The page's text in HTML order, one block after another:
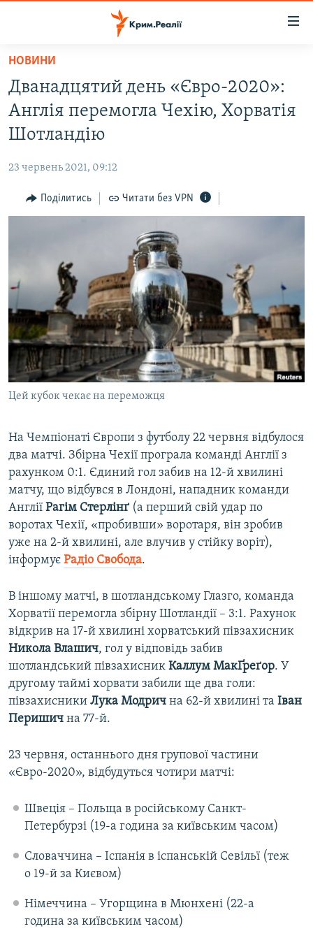
Перейти
основного
матеріалу
Перейти
до
основної
навігації
Перейти
до
ВОДА.КРИМ
ВІДЕО ТА ФОТО
БЛОГИ
ПОГЛЯД
СПЕЦПРОЕКТИ
ДЕПОРТАЦІЯ
ВІДЕОУРОКИ «ELIFBE»
СВІДЧЕННЯ ОКУПАЦІЇ
УКРАЇНСЬКА ПРОБЛЕМА КРИМУ
ІНФОГРАФІКА
ЯК ОБІЙТИ БЛОКУВАННЯ
Русский
Qırımtatar
ДОЛУЧАЙСЯ!
Усі сайти RFE/RL
НОВИНИ
Дванадцятий день «Євро-2020»:
Англія перемогла Чехію, Хорватія
Шотландію
23 червень 2021, 09:12
Поділитись Читати без VPN
Цей кубок чекає на переможця
На Чемпіонаті Європи з футболу 22 червня відбулося
два матчі. Збірна Чехії програла команді Англії з
рахунком 0:1. Єдиний гол забив на 12-й хвилині
матчу, що відбувся в Лондоні, нападник команди
Англії Рагім Стерлінґ (а перший свій удар по
воротах Чехії, «пробивши» воротаря, він зробив
уже на 2-й хвилині, але влучив у стійку воріт),
інформує Радіо Свобода.
В іншому матчі, в шотландському Глазго, команда
Хорватії перемогла збірну Шотландії – 3:1. Рахунок
відкрив на 17-й хвилині хорватський півзахисник
Никола Влашич, гол у відповідь забив
шотландський півзахисник Каллум МакҐреґор. У
другому таймі хорвати забили ще два голи:
півзахисники Лука Модрич на 62-й хвилині та Іван
Перишич на 77-й.
23 червня, останнього дня групової частини
«Євро-2020», відбудуться чотири матчі:
Швеція – Польща в російському Санкт-
Петербурзі (19-а година за київським часом)
Словаччина – Іспанія в іспанській Севільї (теж
о 19-й за Києвом)
Німеччина – Угорщина в Мюнхені (22-а
година за київським часом)